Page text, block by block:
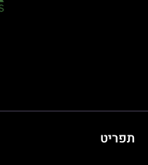
תפריט